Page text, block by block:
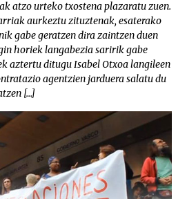
atzo urteko txostena plazaratu zuen.
aurkeztu zituztenak, esaterako
gabe geratzen dira zaintzen duen
horiek langabezia saririk gabe
aztertu ditugu Isabel Otxoa langileen
agentzien jarduera salatu du
[…]